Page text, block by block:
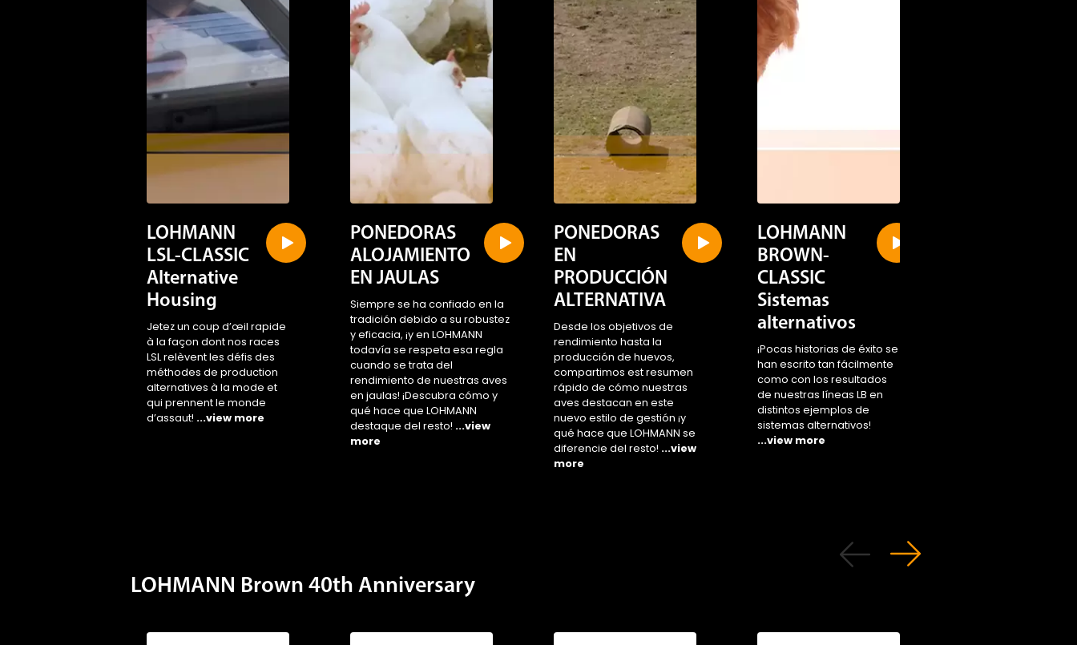
LSL-CLASSIC
Alternative
Housing
Jetez un coup d’œil rapide
à la façon dont nos races
LSL relèvent les défis des
méthodes de production
alternatives à la mode et
qui prennent le monde
d’assaut!...view more
ALOJAMIENTO
EN JAULAS
Siempre se ha confiado en la
tradición debido a su robustez
y eficacia, ¡y en LOHMANN
todavía se respeta esa regla
cuando se trata del
rendimiento de nuestras aves
en jaulas! ¡Descubra cómo y
qué hace que LOHMANN
destaque del resto!...view
more
EN
PRODUCCIÓN
ALTERNATIVA
Desde los objetivos de
rendimiento hasta la
producción de huevos,
compartimos est resumen
rápido de cómo nuestras
aves destacan en este
nuevo estilo de gestión ¡y
qué hace que LOHMANN se
diferencie del resto!...view
more
BROWN-
CLASSIC
Sistemas
alternativos
¡Pocas historias de éxito se
han escrito tan fácilmente
como con los resultados
de nuestras líneas LB en
distintos ejemplos de
sistemas alternativos!
...view more